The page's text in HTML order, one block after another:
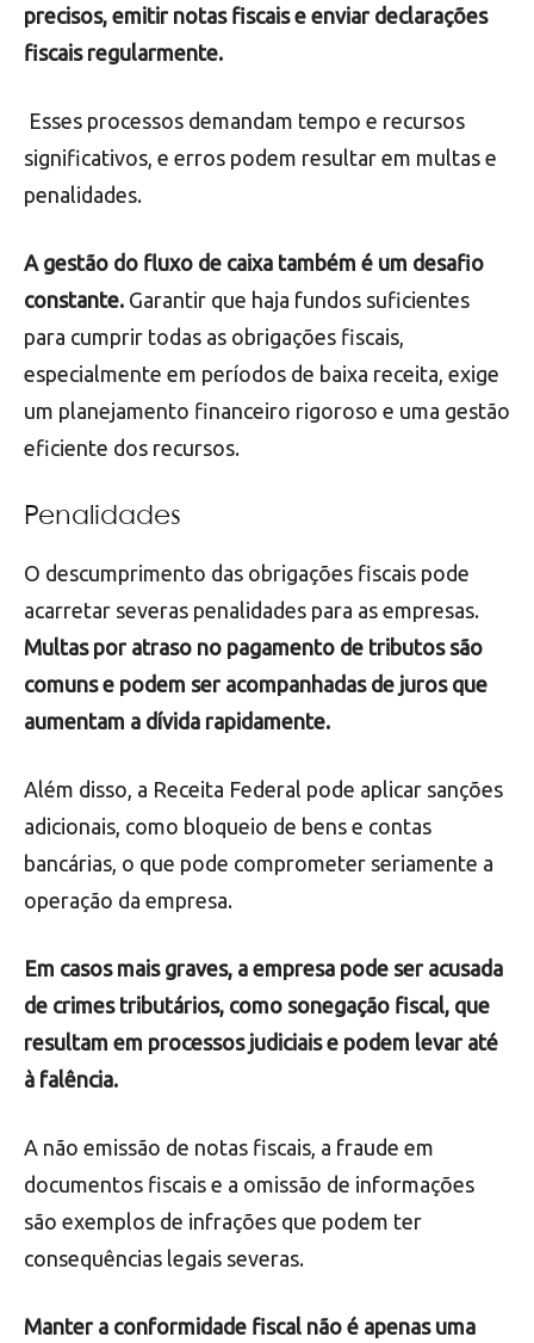
precisos, emitir notas fiscais e enviar declarações
fiscais regularmente.
Esses processos demandam tempo e recursos
significativos, e erros podem resultar em multas e
penalidades.
A gestão do fluxo de caixa também é um desafio
constante. Garantir que haja fundos suficientes
para cumprir todas as obrigações fiscais,
especialmente em períodos de baixa receita, exige
um planejamento financeiro rigoroso e uma gestão
eficiente dos recursos.
Penalidades
O descumprimento das obrigações fiscais pode
acarretar severas penalidades para as empresas.
Multas por atraso no pagamento de tributos são
comuns e podem ser acompanhadas de juros que
aumentam a dívida rapidamente.
Além disso, a Receita Federal pode aplicar sanções
adicionais, como bloqueio de bens e contas
bancárias, o que pode comprometer seriamente a
operação da empresa.
Em casos mais graves, a empresa pode ser acusada
de crimes tributários, como sonegação fiscal, que
resultam em processos judiciais e podem levar até
à falência.
A não emissão de notas fiscais, a fraude em
documentos fiscais e a omissão de informações
são exemplos de infrações que podem ter
consequências legais severas.
Manter a conformidade fiscal não é apenas uma